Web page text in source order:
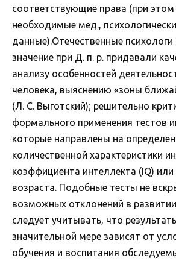
соответствующие права (при
необходимые мед.,
данные).Отечественные
значение при Д. п. р. придавали
анализу особенностей
человека, выяснению «зоны
(Л. С. Выготский); решительно
формального применения тестов
которые направлены на
количественной характеристики
коэффициента интеллекта (IQ) или
возраста. Подобные тесты не
возможных отклонений в
следует учитывать, что
значительной мере зависят от
обучения и воспитания